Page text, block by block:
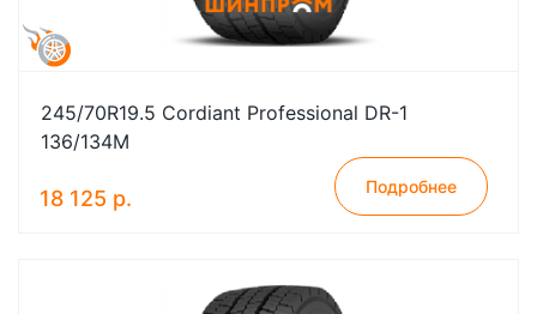
245/70R19.5 Cordiant Professional DR-1
136/134M
18 125 р. Подробнее